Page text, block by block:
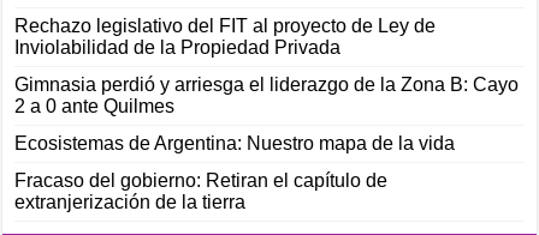
Rechazo legislativo del FIT al proyecto de Ley de
Inviolabilidad de la Propiedad Privada
Gimnasia perdió y arriesga el liderazgo de la Zona B: Cayo
2 a 0 ante Quilmes
Ecosistemas de Argentina: Nuestro mapa de la vida
Fracaso del gobierno: Retiran el capítulo de
extranjerización de la tierra